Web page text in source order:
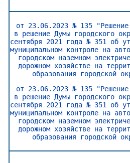
от 23.06.2023 № 135 "Решение
в решение Думы городского
сентября 2021 года № 351 об
муниципальном контроле на
городском наземном
дорожном хозяйстве на
образования городской
от 23.06.2023 № 135 "Решение
в решение Думы городского
сентября 2021 года № 351 об
муниципальном контроле на
городском наземном
дорожном хозяйстве на
образования городской